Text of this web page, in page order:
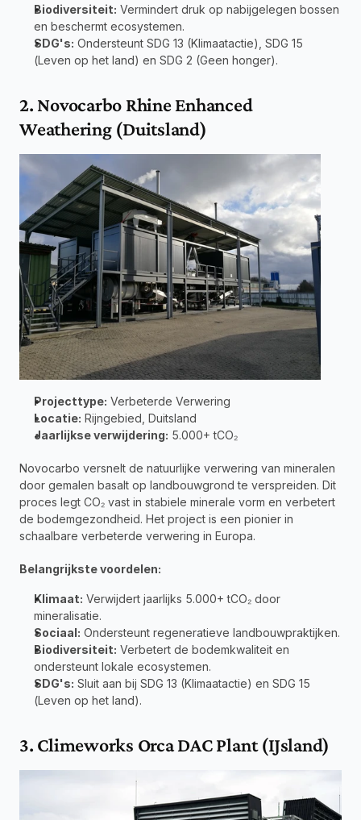
Biodiversiteit: Vermindert druk op nabijgelegen bossen
en beschermt ecosystemen.
SDG's: Ondersteunt SDG 13 (Klimaatactie), SDG 15
(Leven op het land) en SDG 2 (Geen honger).
2. Novocarbo Rhine Enhanced
Weathering (Duitsland)
Projecttype: Verbeterde Verwering
Locatie: Rijngebied, Duitsland
Jaarlijkse verwijdering: 5.000+ tCO₂
Novocarbo versnelt de natuurlijke verwering van mineralen
door gemalen basalt op landbouwgrond te verspreiden. Dit
proces legt CO₂ vast in stabiele minerale vorm en verbetert
de bodemgezondheid. Het project is een pionier in
schaalbare verbeterde verwering in Europa.
Belangrijkste voordelen:
Klimaat: Verwijdert jaarlijks 5.000+ tCO₂ door
mineralisatie.
Sociaal: Ondersteunt regeneratieve landbouwpraktijken.
Biodiversiteit: Verbetert de bodemkwaliteit en
ondersteunt lokale ecosystemen.
SDG's: Sluit aan bij SDG 13 (Klimaatactie) en SDG 15
(Leven op het land).
3. Climeworks Orca DAC Plant (IJsland)